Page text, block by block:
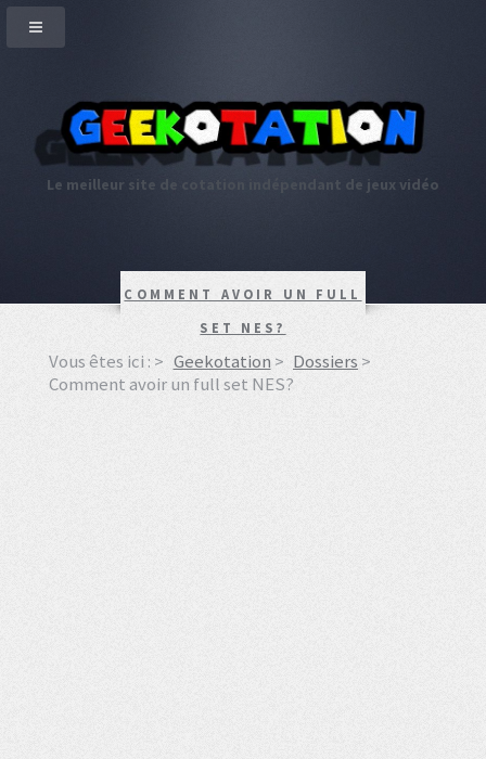
Le meilleur site de cotation indépendant de jeux vidéo
COMMENT AVOIR UN FULL
SET NES?
Vous êtes ici : Geekotation
Dossiers
Comment avoir un full set NES?